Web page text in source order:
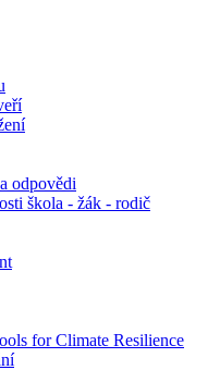
odpovědi
škola - žák - rodič
for Climate Resilience